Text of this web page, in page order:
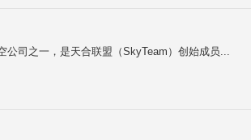
司之一，是天合联盟（SkyTeam）创始成员...